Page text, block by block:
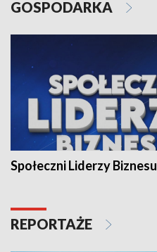
GOSPODARKA
Społeczni Liderzy Biznesu
REPORTAŻE